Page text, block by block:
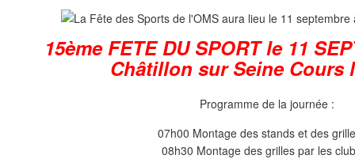
15ème FETE DU SPORT le 11
Châtillon sur Seine Cours
Programme de la journée :
07h00 Montage des stands et des
08h30 Montage des grilles par les